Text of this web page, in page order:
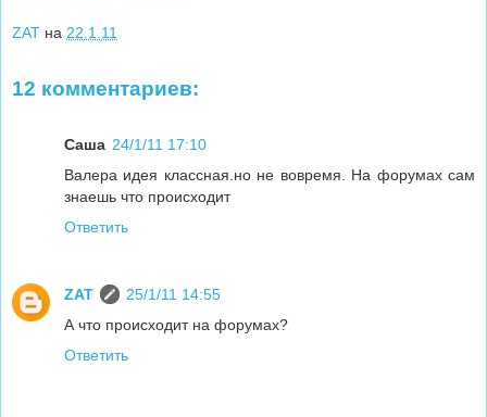
ZAT на 22.1.11
12 комментариев:
Саша 24/1/11 17:10
Валера идея классная.но не вовремя. На форумах сам
знаешь что происходит
Ответить
ZAT
25/1/11 14:55
А что происходит на форумах?
Ответить